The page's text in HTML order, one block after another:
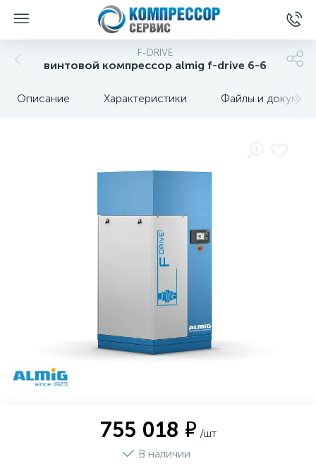
F-DRIVE
винтовой компрессор almig f-drive 6-6
Описание Характеристики Файлы и
755 018 ₽ /шт
В наличии